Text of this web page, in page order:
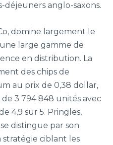
déjeuners anglo-saxons.
domine largement le
large gamme de
en distribution. La
des chips de
au prix de 0,38 dollar,
3 794 848 unités avec
4,9 sur 5. Pringles,
distingue par son
stratégie ciblant les